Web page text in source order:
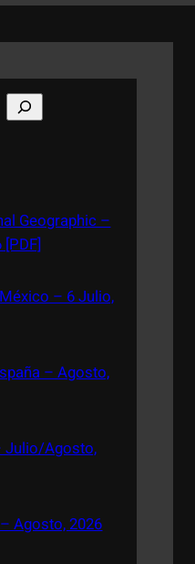
Geographic –
– 6 Julio,
– Agosto,
Julio/Agosto,
Agosto, 2026